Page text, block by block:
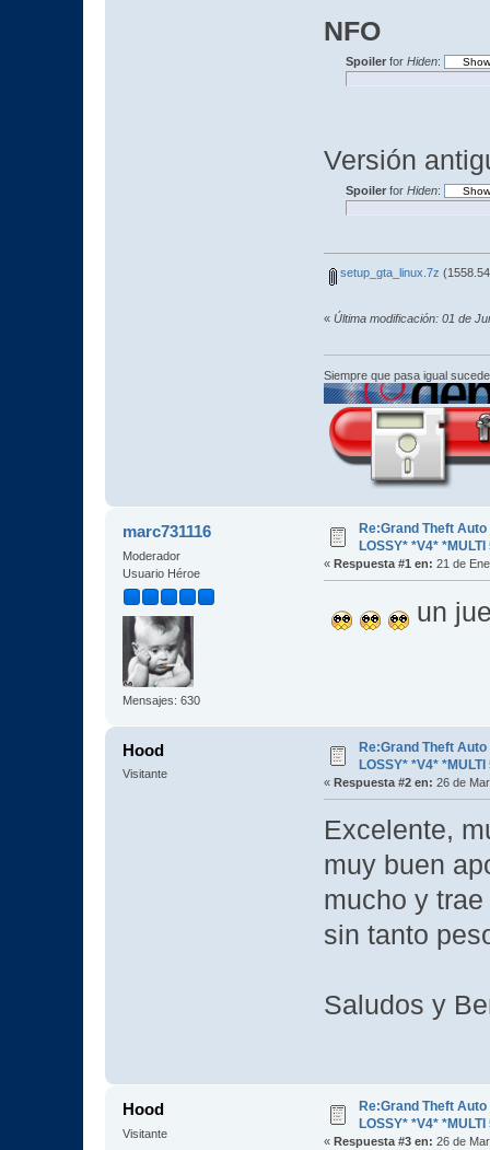
NFO
Spoilerfor Hiden:
Versión
Spoilerfor Hiden:
setup_gta_linux.7z
« Última modificación: 01 de
Siempre que pasa igual
marc731116
Moderador
Usuario Héroe
Mensajes: 630
Re:Grand Theft
LOSSY* *V4*
« Respuesta #1 en: 21 de
un
Hood
Visitante
Re:Grand Theft
LOSSY* *V4*
« Respuesta #2 en: 26 de
Excelente,
muy buen
mucho y
sin tanto
Saludos y
Hood
Visitante
Re:Grand Theft
LOSSY* *V4*
« Respuesta #3 en: 26 de